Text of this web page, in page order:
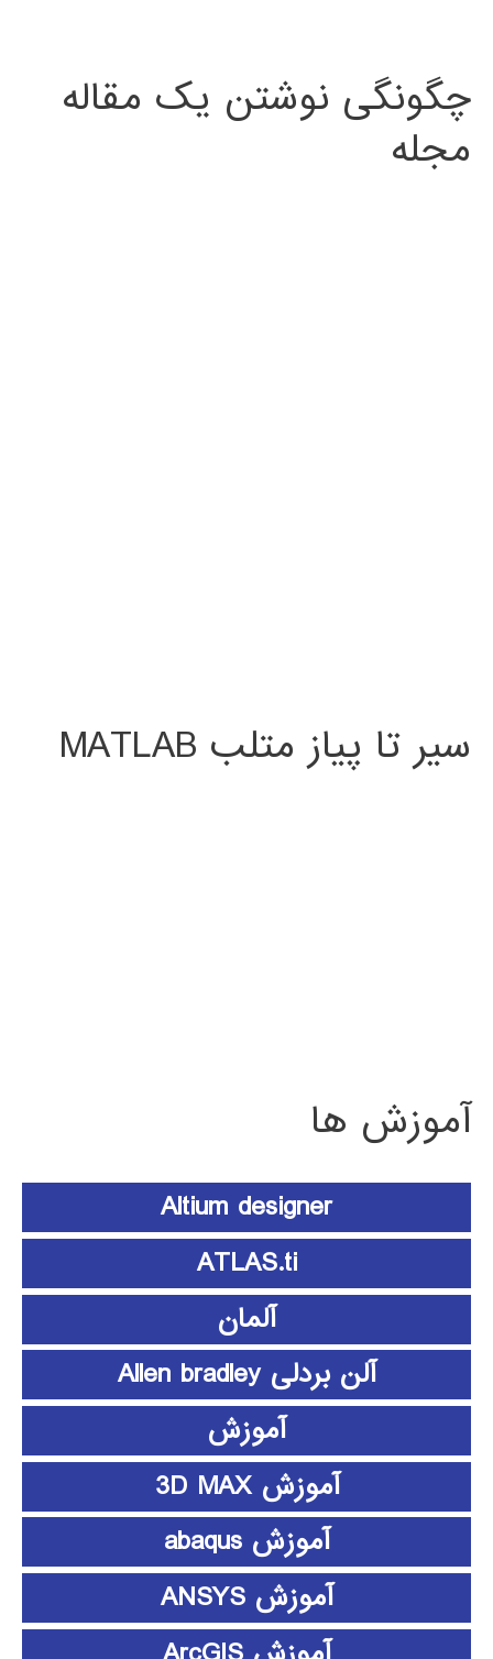
چگونگی نوشتن یک مقاله
مجله
سیر تا پیاز متلب MATLAB
آموزش ها
Altium designer
ATLAS.ti
آلمان
آلن بردلی Allen bradley
آموزش
آموزش 3D MAX
آموزش abaqus
آموزش ANSYS